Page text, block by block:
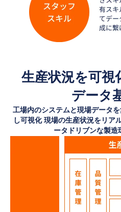
生産状況を可視
データ
工場内のシステムと現場データ
し可視化現場の生産状況をリア
ータドリブンな製造